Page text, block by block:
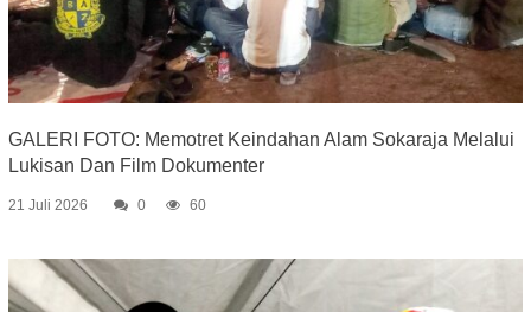
GALERI FOTO: Memotret Keindahan Alam Sokaraja Melalui
Lukisan Dan Film Dokumenter
21 Juli 2026 0 60